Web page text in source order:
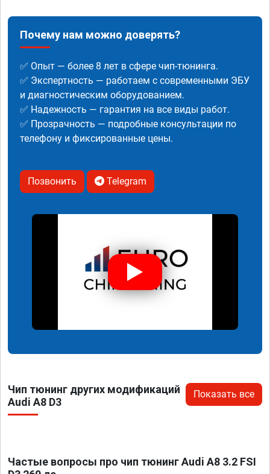
Почему нам можно доверять?
✅ Опыт — более 8 лет в сфере чип-тюнинга.
✅ Экспертность — работаем с современными ЭБУ
и диагностическим оборудованием.
✅ Надежность — гарантия на все виды работ.
✅ Прозрачность — подробные консультации по
телефону и фиксированные цены.
Позвонить Telegram
Чип тюнинг других модификаций
Audi A8 D3
Показать все
Частые вопросы про чип тюнинг Audi A8 3.2 FSI